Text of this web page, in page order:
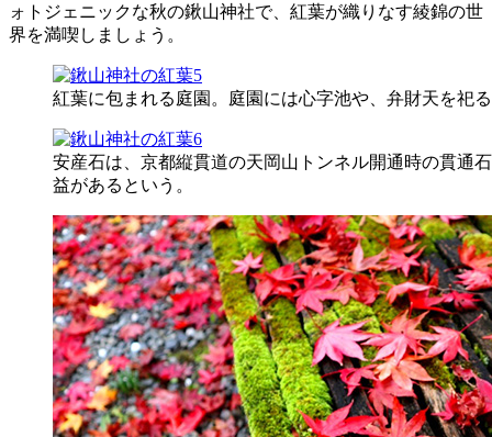
ォトジェニックな秋の鍬山神社で、紅葉が織りなす綾錦の世
界を満喫しましょう。
紅葉に包まれる庭園。庭園には心字池や、弁財天を祀
安産石は、京都縦貫道の天岡山トンネル開通時の貫通
益があるという。